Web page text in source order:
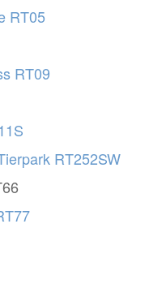
RT05
RT09
RT252SW